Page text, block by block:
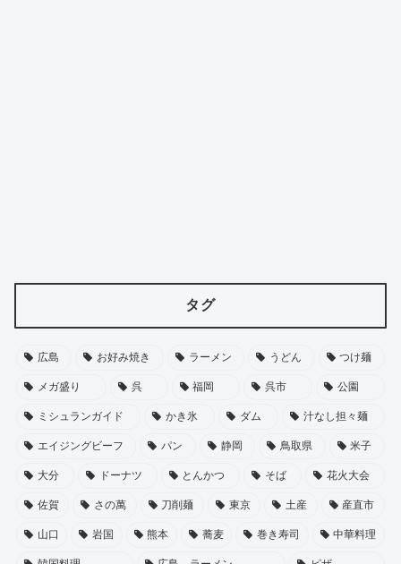
タグ
広島 お好み焼き ラーメン うどん つけ麺
メガ盛り 呉 福岡 呉市 公園
ミシュランガイド かき氷 ダム 汁なし担々麺
エイジングビーフ パン 静岡 鳥取県 米子
大分 ドーナツ とんかつ そば 花火大会
佐賀 さの萬 刀削麺 東京 土産 産直市
山口 岩国 熊本 蕎麦 巻き寿司 中華料理